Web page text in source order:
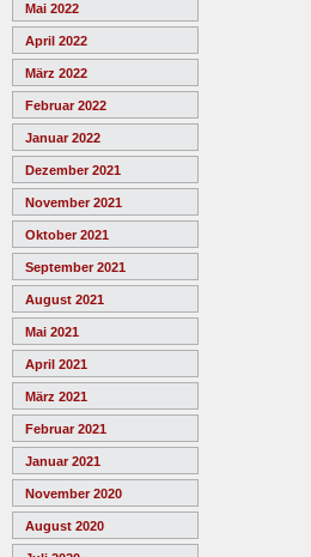
Mai 2022
April 2022
März 2022
Februar 2022
Januar 2022
Dezember 2021
November 2021
Oktober 2021
September 2021
August 2021
Mai 2021
April 2021
März 2021
Februar 2021
Januar 2021
November 2020
August 2020